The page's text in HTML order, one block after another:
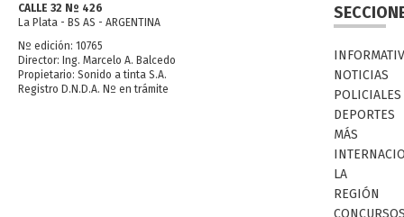
CALLE 32 Nº 426
La Plata - BS AS - ARGENTINA
Nº edición: 10765
Director: Ing. Marcelo A. Balcedo
Propietario: Sonido a tinta S.A.
Registro D.N.D.A. Nº en trámite
NOTICIAS
POLICIALES
DEPORTES
MÁS
LA
REGIÓN